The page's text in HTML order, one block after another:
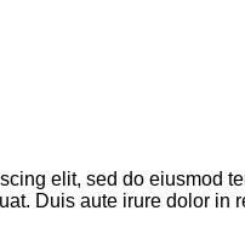
elit, sed do eiusmod
Duis aute irure dolor